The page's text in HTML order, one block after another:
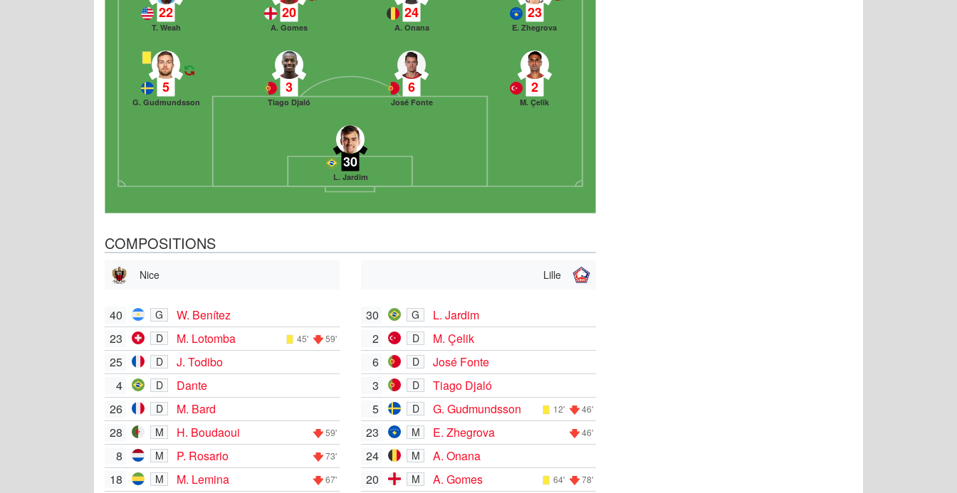
30
L. Jardim
5
G. Gudmundsson
3
Tiago Djaló
6
José Fonte
2
M. Çelik
22
T. Weah
20
A. Gomes
24
A. Onana
23
E. Zhegrova
COMPOSITIONS
Nice
40 G
W. Benítez
23
D M. Lotomba 45' 59'
25 D
J. Todibo
4
D
Dante
26
D
M. Bard
28
M H. Boudaoui 59'
8 M P. Rosario 73'
18 M M. Lemina 67'
Lille
30 G
L. Jardim
2
D
M. Çelik
6
D
José Fonte
3
D
Tiago Djaló
5
D G. Gudmundsson 12' 46'
23 M E. Zhegrova 46'
24 M
A. Onana
20
M A. Gomes 64' 78'